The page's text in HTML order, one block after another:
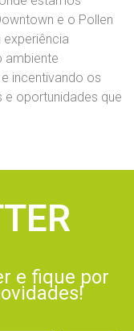
e o Pollen
experiência
ambiente
incentivando os
e oportunidades que
e fique por